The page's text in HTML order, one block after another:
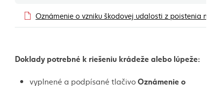
Oznámenie o vzniku škodovej udalosti z poistenia
Doklady potrebné k riešeniu krádeže alebo lúpeže:
vyplnené a podpísané tlačivoOznámenie o